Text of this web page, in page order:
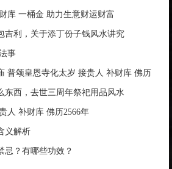
库 一桶金 助力生意财运财富
吉利，关于添丁份子钱风水讲究
事
普颂皇恩寺化太岁 接贵人 补财库 佛历
东西，去世三周年祭祀用品风水
人 补财库 佛历2566年
义解析
忌？有哪些功效？